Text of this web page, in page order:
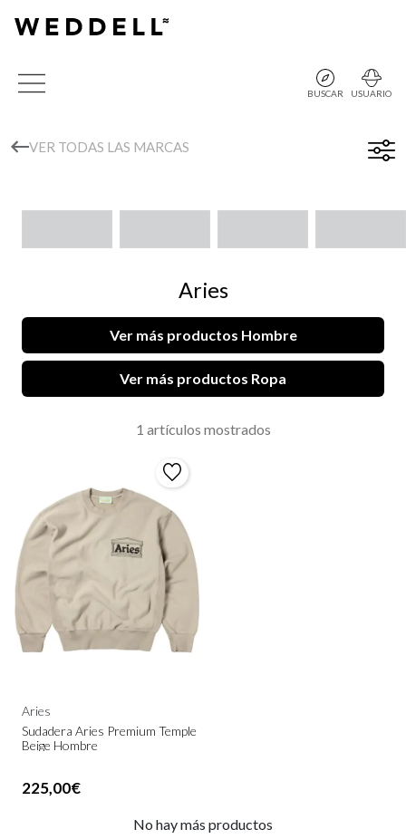
BUSCAR USUARIO
VER TODAS LAS MARCAS
Aries
Ver más productos Hombre
Ver más productos Ropa
1 artículos mostrados
Aries
Sudadera Aries Premium Temple
Beige Hombre
225,00€
No hay más productos